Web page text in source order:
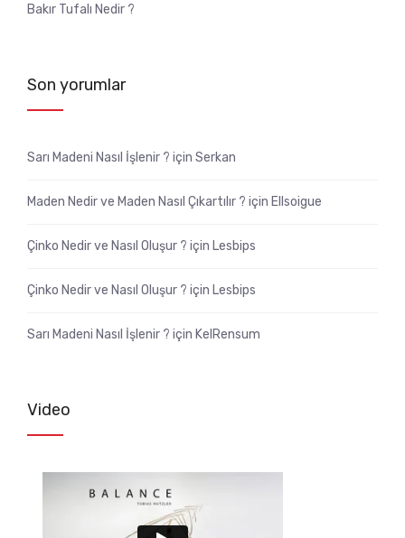
Bakır Tufalı Nedir ?
Son yorumlar
Sarı Madeni Nasıl İşlenir ? için Serkan
Maden Nedir ve Maden Nasıl Çıkartılır ? için Ellsoigue
Çinko Nedir ve Nasıl Oluşur ? için Lesbips
Çinko Nedir ve Nasıl Oluşur ? için Lesbips
Sarı Madeni Nasıl İşlenir ? için KelRensum
Video